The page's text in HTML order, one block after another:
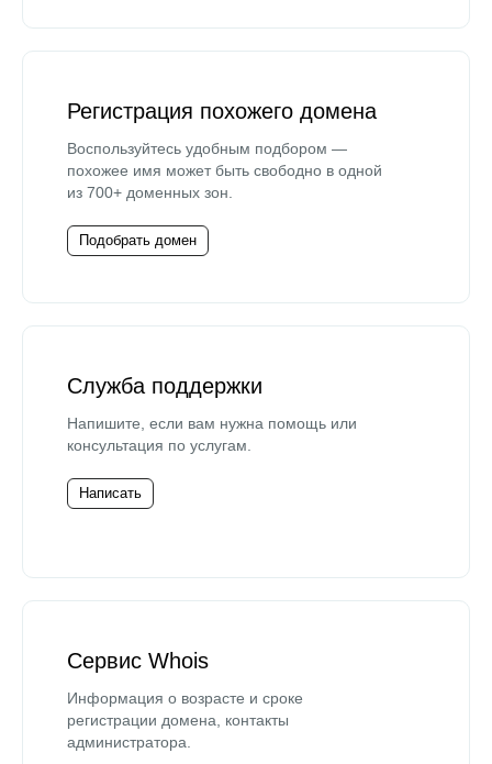
Регистрация похожего домена
Воспользуйтесь удобным подбором —
похожее имя может быть свободно в одной
из 700+ доменных зон.
Подобрать домен
Служба поддержки
Напишите, если вам нужна помощь или
консультация по услугам.
Написать
Сервис Whois
Информация о возрасте и сроке
регистрации домена, контакты
администратора.